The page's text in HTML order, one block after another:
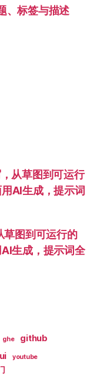
、标签与描述
从草图到可运行
AI生成，提示词
草图到可运行的
生成，提示词全
ghe github
youtube